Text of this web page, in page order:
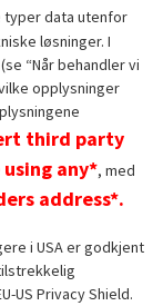
typer data utenfor
løsninger. I
“Når behandler vi
opplysninger
third party
any*, med
address*.
i USA er godkjent
US Privacy Shield.